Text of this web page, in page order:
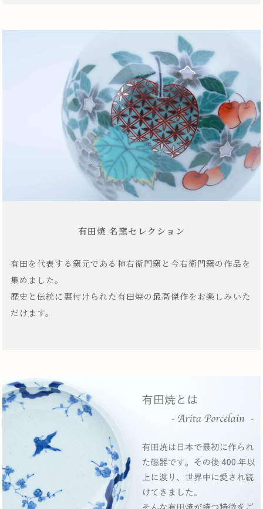
有田焼 名窯セレクション
有田を代表する窯元である柿右衛門窯と今右衛門窯の作品を
集めました。
歴史と伝統に裏付けられた有田焼の最高傑作をお楽しみいた
だけます。